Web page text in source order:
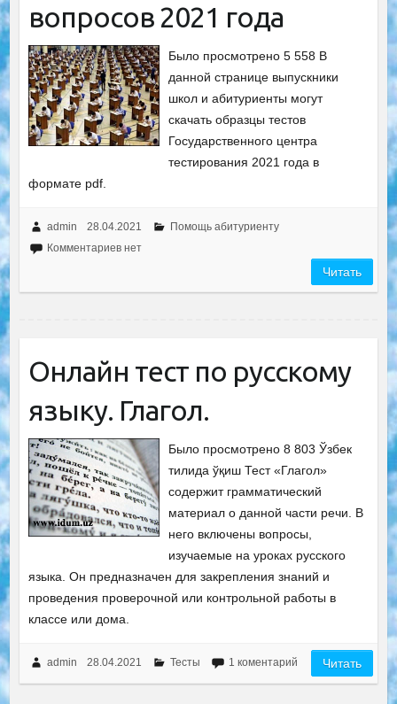
вопросов 2021 года
Было просмотрено 5 558 В
данной странице выпускники
школ и абитуриенты могут
скачать образцы тестов
Государственного центра
тестирования 2021 года в
формате pdf.
admin 28.04.2021
Помощь абитуриенту
Комментариев нет
Читать
Онлайн тест по русскому
языку. Глагол.
Было просмотрено 8 803 Ўзбек
тилида ўқиш Тест «Глагол»
содержит грамматический
материал о данной части речи. В
него включены вопросы,
изучаемые на уроках русского
языка. Он предназначен для закрепления знаний и
проведения проверочной или контрольной работы в
классе или дома.
admin 28.04.2021 Тесты 1 коментарий Читать